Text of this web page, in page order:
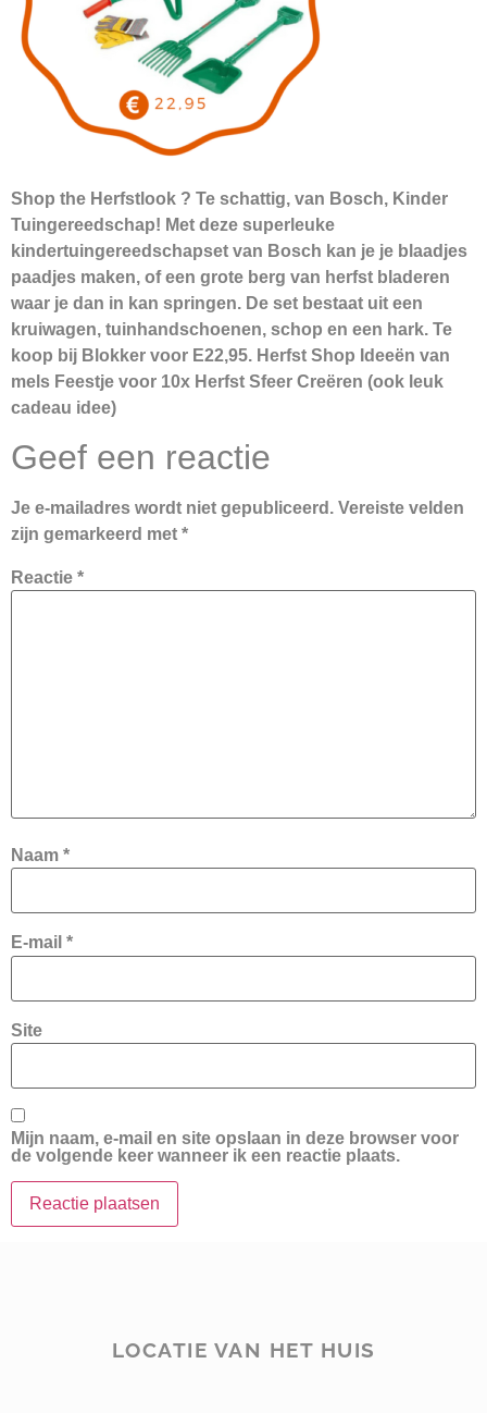
Shop the Herfstlook ? Te schattig, van Bosch, Kinder
Tuingereedschap! Met deze superleuke
kindertuingereedschapset van Bosch kan je je blaadjes
paadjes maken, of een grote berg van herfst bladeren
waar je dan in kan springen. De set bestaat uit een
kruiwagen, tuinhandschoenen, schop en een hark. Te
koop bij Blokker voor E22,95. Herfst Shop Ideeën van
mels Feestje voor 10x Herfst Sfeer Creëren (ook leuk
cadeau idee)
Geef een reactie
Je e-mailadres wordt niet gepubliceerd. Vereiste velden
zijn gemarkeerd met *
Reactie *
Naam *
E-mail *
Site
Mijn naam, e-mail en site opslaan in deze browser voor
de volgende keer wanneer ik een reactie plaats.
LOCATIE VAN HET HUIS